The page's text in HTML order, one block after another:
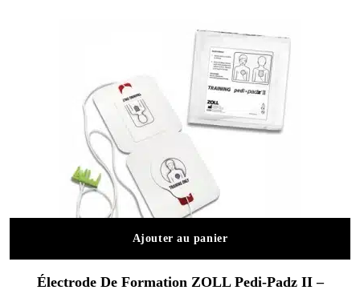
Ajouter au panier
Électrode De Formation ZOLL Pedi-Padz II –